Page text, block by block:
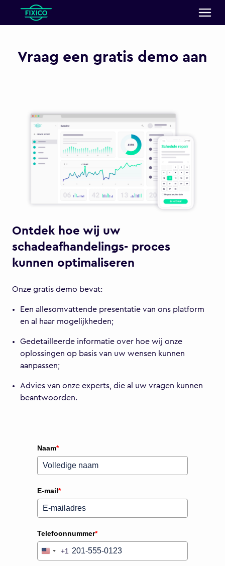
Vraag een gratis demo aan
Ontdek hoe wij uw
schadeafhandelings- proces
kunnen optimaliseren
Onze gratis demo bevat:
Een allesomvattende presentatie van ons platform
en al haar mogelijkheden;
Gedetailleerde informatie over hoe wij onze
oplossingen op basis van uw wensen kunnen
aanpassen;
Advies van onze experts, die al uw vragen kunnen
beantwoorden.
Naam*
E-mail*
Telefoonnummer*
United
+1